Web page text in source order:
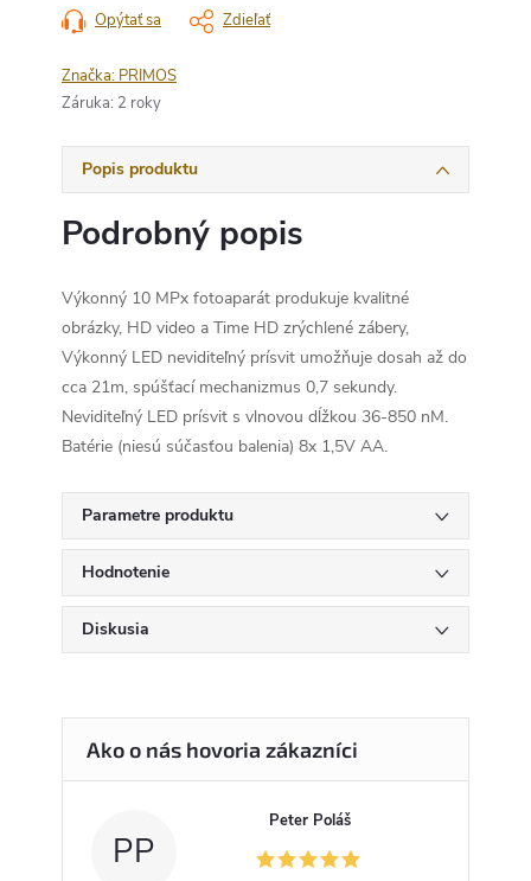
Opýtať sa Zdieľať
Značka: PRIMOS
Záruka: 2 roky
Popis produktu
Podrobný popis
Výkonný 10 MPx fotoaparát produkuje kvalitné
obrázky, HD video a Time HD zrýchlené zábery,
Výkonný LED neviditeľný prísvit umožňuje dosah až do
cca 21m, spúšťací mechanizmus 0,7 sekundy.
Neviditeľný LED prísvit s vlnovou dĺžkou 36-850 nM.
Batérie (niesú súčasťou balenia) 8x 1,5V AA.
Parametre produktu
Hodnotenie
Diskusia
PP
Peter Poláš